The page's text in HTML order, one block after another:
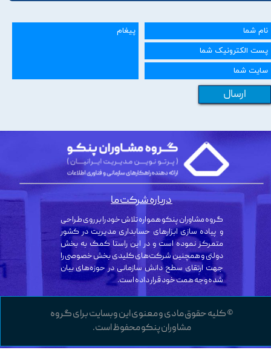
ارسال
© کلیه حقوق مادی و معنوی این وبسایت برای گروه
مشاوران پنکو محفوظ است.
گروه مشاوران پنکو همواره تلاش خود را بر روی طراحی
و پیاده سازی ابزارهای حسابداری مدیریت در کشور
متمرکز نموده است و در این راستا کمک به بخش
دولتی و همچنین شرکت‌های کلیدی بخش خصوصی را
جهت ارتقای سطح دانش سازمانی در حوزه‌های بیان
شده وجه همت خود قرار داده است.
درباره شرکت ما